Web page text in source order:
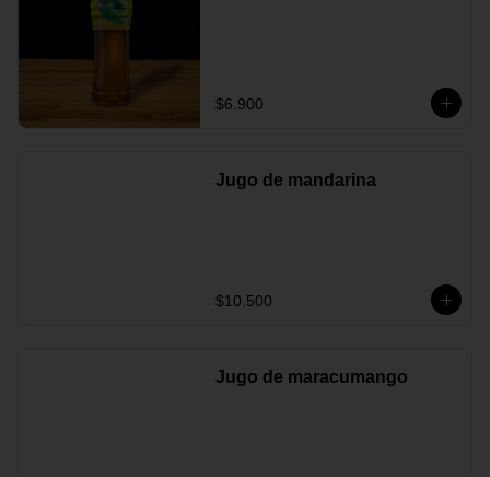
$6.900
Jugo de mandarina
$10.500
Jugo de maracumango